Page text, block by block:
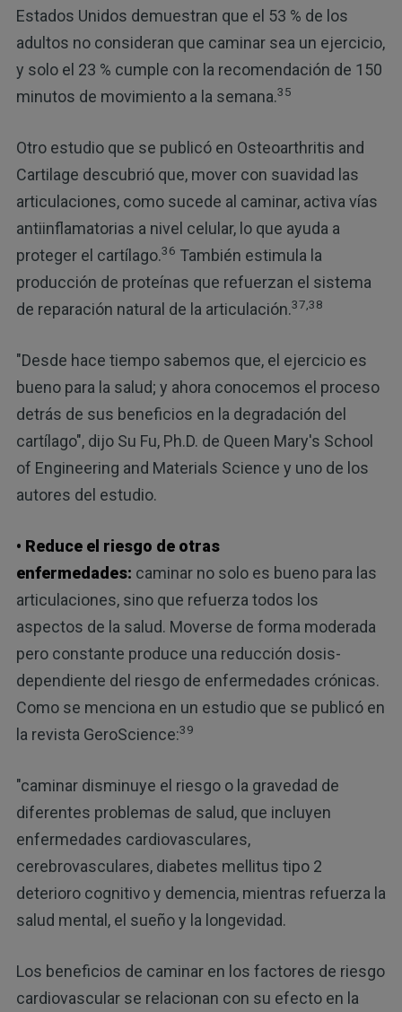
Estados Unidos demuestran que el 53 % de los
adultos no consideran que caminar sea un ejercicio,
y solo el 23 % cumple con la recomendación de 150
minutos de movimiento a la semana.35
Otro estudio que se publicó en Osteoarthritis and
Cartilage descubrió que, mover con suavidad las
articulaciones, como sucede al caminar, activa vías
antiinflamatorias a nivel celular, lo que ayuda a
proteger el cartílago.36 También estimula la
producción de proteínas que refuerzan el sistema
de reparación natural de la articulación.37,38
"Desde hace tiempo sabemos que, el ejercicio es
bueno para la salud; y ahora conocemos el proceso
detrás de sus beneficios en la degradación del
cartílago", dijo Su Fu, Ph.D. de Queen Mary's School
of Engineering and Materials Science y uno de los
autores del estudio.
• Reduce el riesgo de otras
enfermedades: caminar no solo es bueno para las
articulaciones, sino que refuerza todos los
aspectos de la salud. Moverse de forma moderada
pero constante produce una reducción dosis-
dependiente del riesgo de enfermedades crónicas.
Como se menciona en un estudio que se publicó en
la revista GeroScience:39
"caminar disminuye el riesgo o la gravedad de
diferentes problemas de salud, que incluyen
enfermedades cardiovasculares,
cerebrovasculares, diabetes mellitus tipo 2
deterioro cognitivo y demencia, mientras refuerza la
salud mental, el sueño y la longevidad.
Los beneficios de caminar en los factores de riesgo
cardiovascular se relacionan con su efecto en la